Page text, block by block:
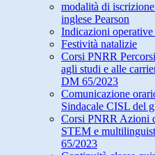
modalità di
inglese Pearson
Indicazioni
Festività natalizie
Corsi PNRR
agli studi e alle
DM 65/2023
Comunicazione
Sindacale CISL del
Corsi PNRR Azioni
STEM e
65/2023